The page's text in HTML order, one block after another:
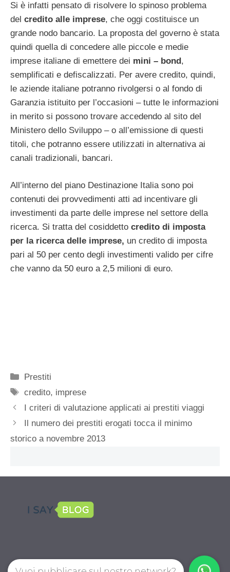
Si è infatti pensato di risolvere lo spinoso problema
del credito alle imprese, che oggi costituisce un
grande nodo bancario. La proposta del governo è stata
quindi quella di concedere alle piccole e medie
imprese italiane di emettere dei mini – bond,
semplificati e defiscalizzati. Per avere credito, quindi,
le aziende italiane potranno rivolgersi o al fondo di
Garanzia istituito per l’occasioni – tutte le informazioni
in merito si possono trovare accedendo al sito del
Ministero dello Sviluppo – o all’emissione di questi
titoli, che potranno essere utilizzati in alternativa ai
canali tradizionali, bancari.
All’interno del piano Destinazione Italia sono poi
contenuti dei provvedimenti atti ad incentivare gli
investimenti da parte delle imprese nel settore della
ricerca. Si tratta del cosiddetto credito di imposta
per la ricerca delle imprese, un credito di imposta
pari al 50 per cento degli investimenti valido per cifre
che vanno da 50 euro a 2,5 milioni di euro.
Categorie
Prestiti
Tag
credito, imprese
I criteri di valutazione applicati ai prestiti viaggi
Il numero dei prestiti erogati tocca il minimo
storico a novembre 2013